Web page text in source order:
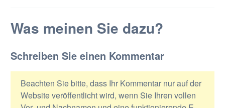
Was meinen Sie dazu?
Schreiben Sie einen Kommentar
Beachten Sie bitte, dass Ihr Kommentar nur auf der
Website veröffentlicht wird, wenn Sie Ihren vollen